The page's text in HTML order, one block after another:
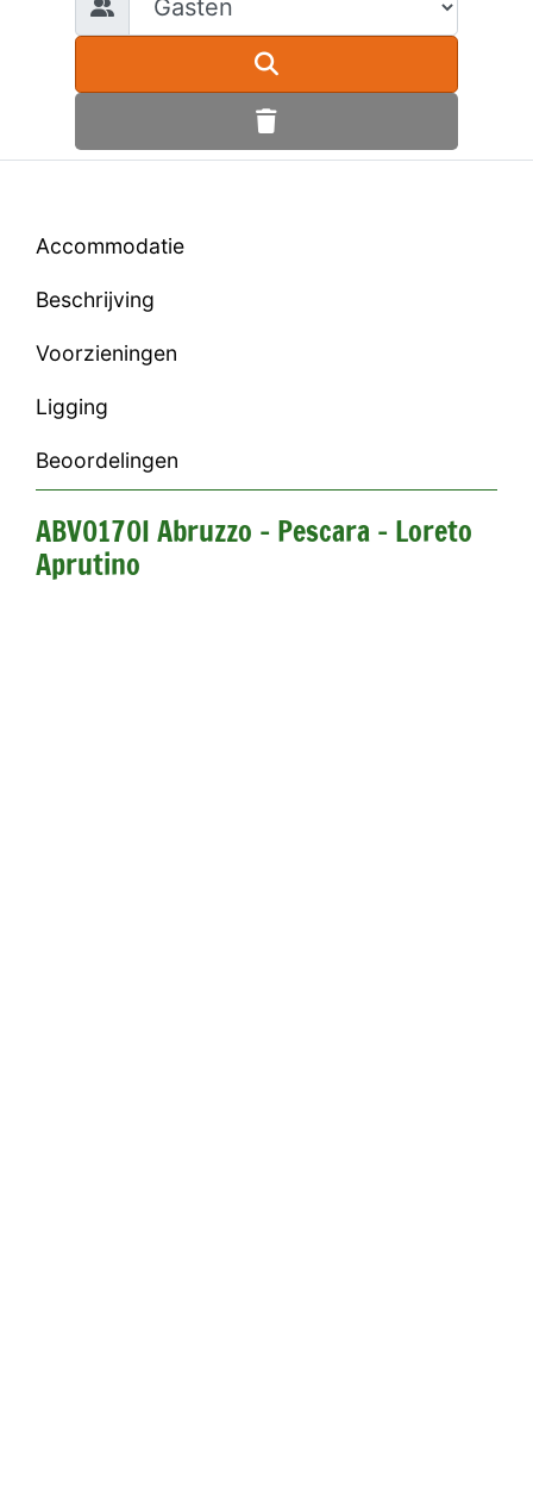
Accommodatie
Beschrijving
Voorzieningen
Ligging
Beoordelingen
ABV0170I Abruzzo - Pescara - Loreto
Aprutino